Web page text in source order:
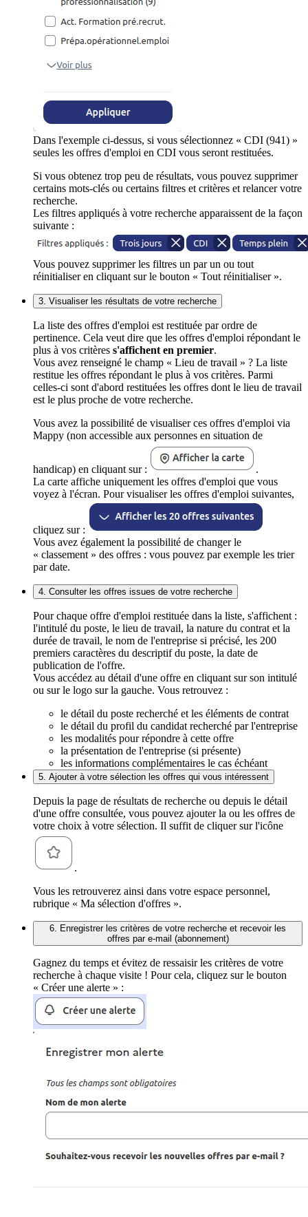
Dans l'exemple ci-dessus, si vous sélectionnez « CDI (941) »
seules les offres d'emploi en CDI vous seront restituées.
Si vous obtenez trop peu de résultats, vous pouvez supprimer
certains mots-clés ou certains filtres et critères et relancer votre
recherche.
Les filtres appliqués à votre recherche apparaissent de la façon
suivante :
Vous pouvez supprimer les filtres un par un ou tout
réinitialiser en cliquant sur le bouton « Tout réinitialiser ».
3. Visualiser les résultats de votre recherche
La liste des offres d'emploi est restituée par ordre de
pertinence. Cela veut dire que les offres d'emploi répondant le
plus à vos critères s'affichent en premier.
Vous avez renseigné le champ « Lieu de travail » ? La liste
restitue les offres répondant le plus à vos critères. Parmi
celles-ci sont d'abord restituées les offres dont le lieu de travail
est le plus proche de votre recherche.
Vous avez la possibilité de visualiser ces offres d'emploi via
Mappy (non accessible aux personnes en situation de
handicap) en cliquant sur :
.
La carte affiche uniquement les offres d'emploi que vous
voyez à l'écran. Pour visualiser les offres d'emploi suivantes,
cliquez sur :
Vous avez également la possibilité de changer le
« classement » des offres : vous pouvez par exemple les trier
par date.
4. Consulter les offres issues de votre recherche
Pour chaque offre d'emploi restituée dans la liste, s'affichent :
l'intitulé du poste, le lieu de travail, la nature du contrat et la
durée de travail, le nom de l'entreprise si précisé, les 200
premiers caractères du descriptif du poste, la date de
publication de l'offre.
Vous accédez au détail d'une offre en cliquant sur son intitulé
ou sur le logo sur la gauche. Vous retrouvez :
le détail du poste recherché et les éléments de contrat
le détail du profil du candidat recherché par l'entreprise
les modalités pour répondre à cette offre
la présentation de l'entreprise (si présente)
les informations complémentaires le cas échéant
5. Ajouter à votre sélection les offres qui vous intéressent
Depuis la page de résultats de recherche ou depuis le détail
d'une offre consultée, vous pouvez ajouter la ou les offres de
votre choix à votre sélection. Il suffit de cliquer sur l'icône
.
Vous les retrouverez ainsi dans votre espace personnel,
rubrique « Ma sélection d'offres ».
6. Enregistrer les critères de votre recherche et recevoir les
offres par e-mail (abonnement)
Gagnez du temps et évitez de ressaisir les critères de votre
recherche à chaque visite ! Pour cela, cliquez sur le bouton
« Créer une alerte » :